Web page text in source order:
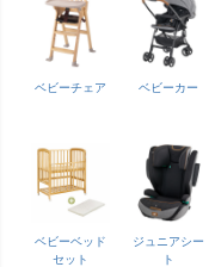
ベビーチェア ベビーカー
ベビーベッド
セット
ジュニアシー
ト